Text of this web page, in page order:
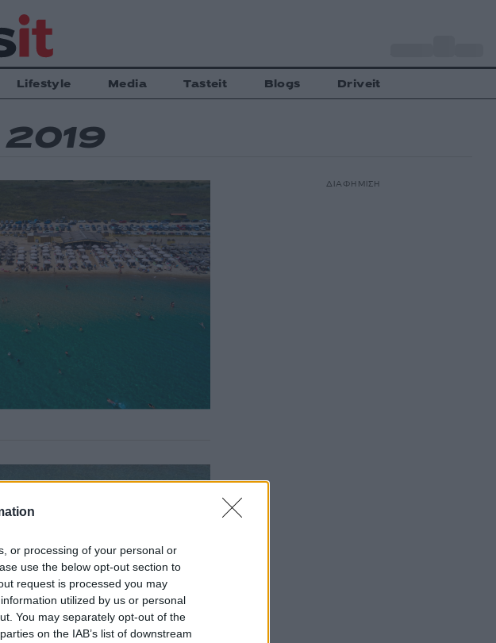
or processing of your personal or
use the below opt-out section to
request is processed you may
utilized by us or personal
You may separately opt-out of the
on the IAB’s list of downstream
Lifestyle Media Tasteit Blogs Driveit
ΔΙΑΦΗΜΙΣΗ